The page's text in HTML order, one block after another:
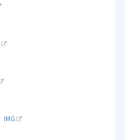
IMG